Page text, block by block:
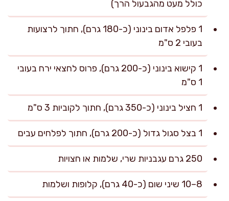
כולל מעט מהגבעול הרך)
1 פלפל אדום בינוני (כ-180 גרם), חתוך לרצועות
בעובי 2 ס"מ
1 קישוא בינוני (כ-200 גרם), פרוס לחצאי ירח בעובי
1 ס"מ
1 חציל בינוני (כ-350 גרם), חתוך לקוביות 3 ס"מ
1 בצל סגול גדול (כ-200 גרם), חתוך לפלחים עבים
250 גרם עגבניות שרי, שלמות או חצויות
8–10 שיני שום (כ-40 גרם), קלופות ושלמות